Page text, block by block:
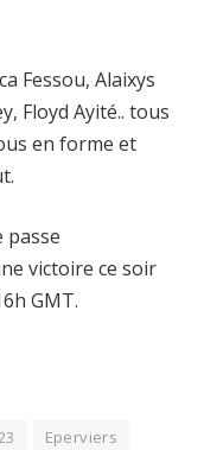
Fessou, Alaixys
Floyd Ayité.. tous
en forme et
passe
victoire ce soir
GMT.
Eperviers